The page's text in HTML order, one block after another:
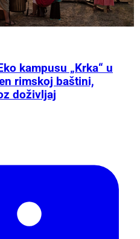
kampusu „Krka“ u
rimskoj baštini,
doživljaj